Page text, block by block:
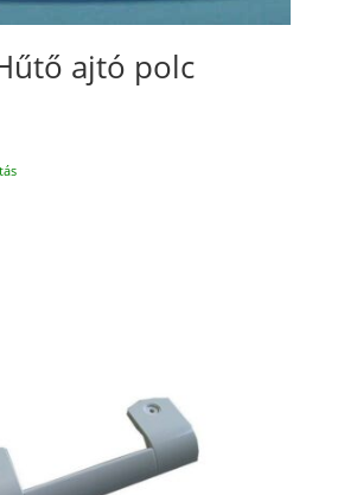
ajtó polc